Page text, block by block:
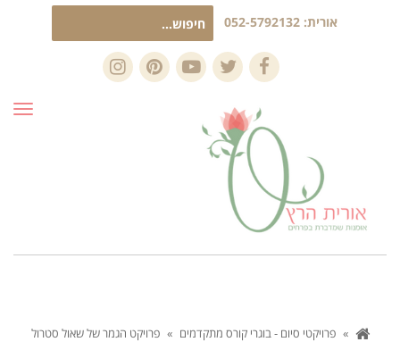
אורית: 052-5792132
עבור:
Facebook
Twitter
YouTube
Pinterest
Instagram
» פרויקטי סיום - בוגרי קורס מתקדמים » פרויקט הגמר של שאול סטרול